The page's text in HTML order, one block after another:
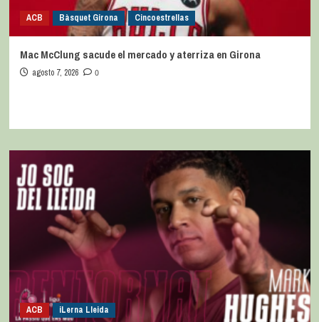
ACB Bàsquet Girona Cincoestrellas
Mac McClung sacude el mercado y aterriza en Girona
agosto 7, 2026 0
ACB iLerna Lleida